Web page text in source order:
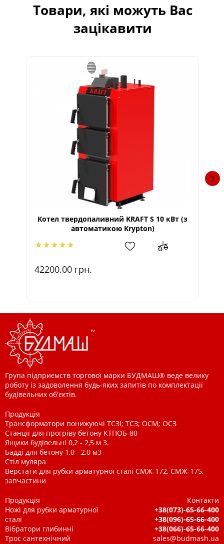
Товари, які можуть Вас
зацікавити
Котел твердопаливний KRAFT S 10 кВт (з
автоматикою Krypton)
42200.00 грн.
Група підприємств торгової марки БУДМАШ® веде велику
роботу із задоволення будь-яких запитів по комплектації
будівельних об'єктів.
Продукція
Трансформатори понижуючі ТСЗІ; ТСЗ; ОСМ; ОСЗ
Станції для прогріву бетону КТПОБ-80
Ящики будівельні 0,2 - 2,5 м 3.
Бадді для бетону 1,0 - 2,0 м3
Стіл муляра
Верстати для рубки арматурної сталі СМЖ-172, СМЖ-175,
запчастини
Продукція
Ножі для рубки арматурної
сталі
Вібратори глибинні
Трос сантехнічний
Контакти
+38(073)-65-66-400
+38(096)-65-66-400
+38(066)-65-66-400
sales@budmash.ua